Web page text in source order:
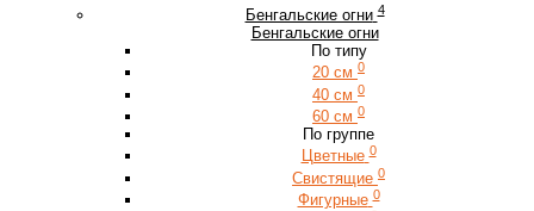
Бенгальские огни 4
Бенгальские огни
По типу
20 см 0
40 см 0
60 см 0
По группе
Цветные 0
Свистящие 0
Фигурные 0